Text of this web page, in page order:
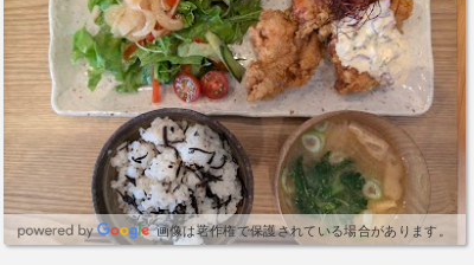
ご飯大盛りにするのがおすすめです！せっかくな
ので卵かけご飯も頂きました。黒川の養鶏場の市
川さん家の産みたて卵ということで黄身が濃く、
弾力がある白身がとっても美味しくて良いです
よ！外には畑で採れた新鮮野菜を1つ100円で販売
してるので帰りに気に入った野菜を買って帰りま
した。スタッフさんも本当にあたたかくて、素敵
な時間を過ごせました！次はカフェ利用で来店し
たいと思います！
画像は著作権で保護されている場合があります。